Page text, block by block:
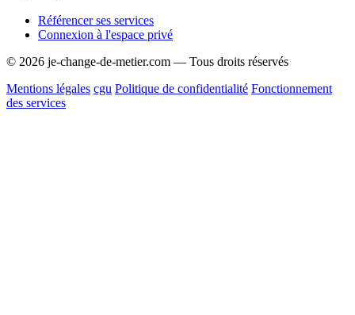
Référencer ses services
Connexion à l'espace privé
© 2026 je-change-de-metier.com — Tous droits réservés
Mentions légales cgu Politique de confidentialité Fonctionnement
des services